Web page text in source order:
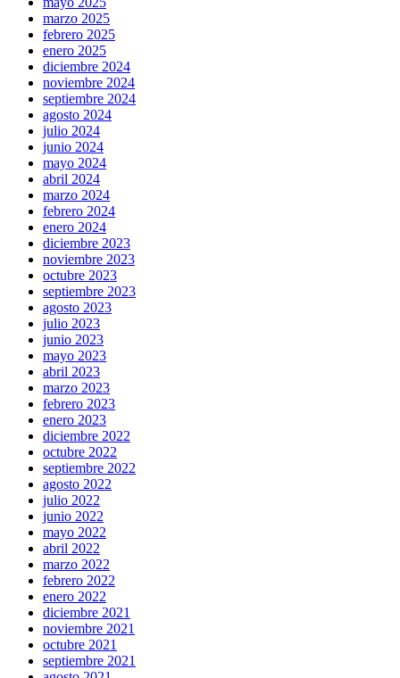
marzo 2025
febrero 2025
enero 2025
diciembre 2024
noviembre 2024
septiembre 2024
agosto 2024
julio 2024
junio 2024
mayo 2024
abril 2024
marzo 2024
febrero 2024
enero 2024
diciembre 2023
noviembre 2023
octubre 2023
septiembre 2023
agosto 2023
julio 2023
junio 2023
mayo 2023
abril 2023
marzo 2023
febrero 2023
enero 2023
diciembre 2022
octubre 2022
septiembre 2022
agosto 2022
julio 2022
junio 2022
mayo 2022
abril 2022
marzo 2022
febrero 2022
enero 2022
diciembre 2021
noviembre 2021
octubre 2021
septiembre 2021